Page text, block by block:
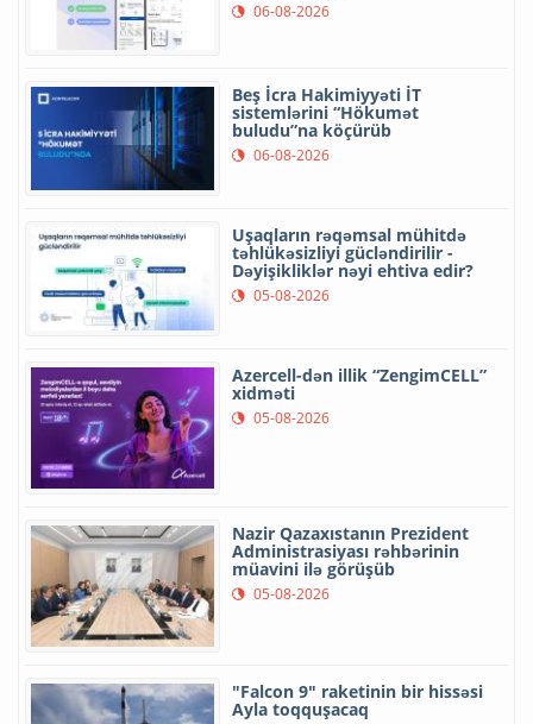
06-08-2026
Beş İcra Hakimiyyəti İT
sistemlərini “Hökumət
buludu”na köçürüb
06-08-2026
Uşaqların rəqəmsal mühitdə
təhlükəsizliyi gücləndirilir -
Dəyişikliklər nəyi ehtiva edir?
05-08-2026
Azercell-dən illik “ZengimCELL”
xidməti
05-08-2026
Nazir Qazaxıstanın Prezident
Administrasiyası rəhbərinin
müavini ilə görüşüb
05-08-2026
"Falcon 9" raketinin bir hissəsi
Ayla toqquşacaq